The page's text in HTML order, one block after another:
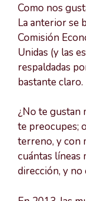
Como nos
La anterior se
Comisión
Unidas (y las
respaldadas
bastante claro.
¿No te gustan
te preocupes;
terreno, y con
cuántas líneas
dirección, y no